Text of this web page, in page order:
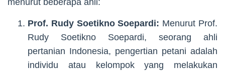
menurut beberapa ahli:
Prof. Rudy Soetikno Soepardi: Menurut Prof.
Rudy Soetikno Soepardi, seorang ahli
pertanian Indonesia, pengertian petani adalah
individu atau kelompok yang melakukan